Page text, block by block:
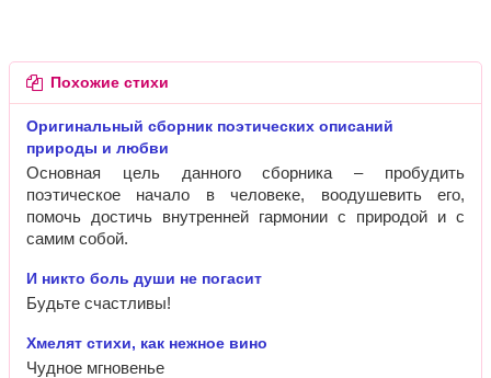
Похожие стихи
Оригинальный сборник поэтических описаний
природы и любви
Основная цель данного сборника – пробудить
поэтическое начало в человеке, воодушевить его,
помочь достичь внутренней гармонии с природой и с
самим собой.
И никто боль души не погасит
Будьте счастливы!
Хмелят стихи, как нежное вино
Чудное мгновенье